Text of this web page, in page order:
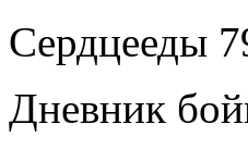
Сердцееды
Дневник